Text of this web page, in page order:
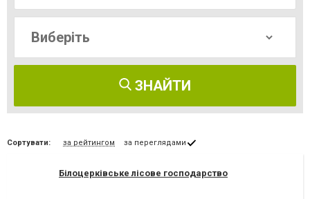
ЗНАЙТИ
Сортувати: за рейтингом за переглядами
Білоцерківське лісове господарство